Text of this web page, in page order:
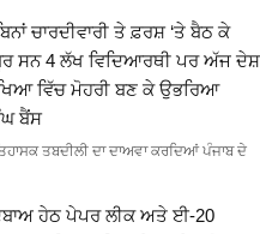
ਚਾਰਦੀਵਾਰੀ ਤੇ ਫ਼ਰਸ਼ ‘ਤੇ ਬੈਠ ਕੇ
ਸਨ 4 ਲੱਖ ਵਿਦਿਆਰਥੀ ਪਰ ਅੱਜ ਦੇਸ਼
ਵਿੱਚ ਮੋਹਰੀ ਬਣ ਕੇ ਉਭਰਿਆ
ਬੈਂਸ
ਤਬਦੀਲੀ ਦਾ ਦਾਅਵਾ ਕਰਦਿਆਂ ਪੰਜਾਬ ਦੇ
ਹੇਠ ਪੇਪਰ ਲੀਕ ਅਤੇ ਈ-20